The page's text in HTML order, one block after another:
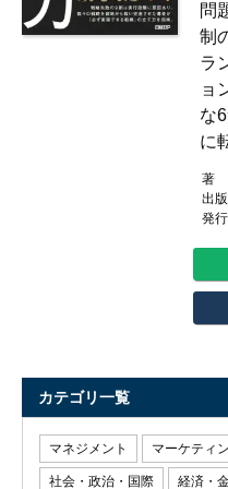
問
制
ラ
ョ
な
に
著
出版
発
カテゴリ一覧
マネジメント マーケティ
社会・政治・国際 経済・